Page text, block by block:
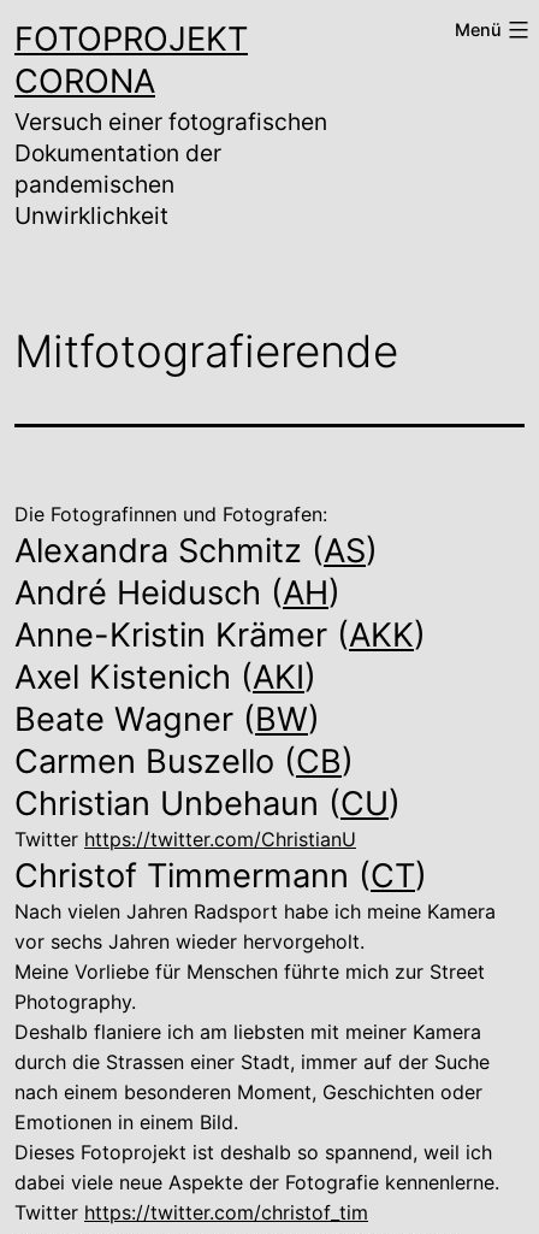
Inhalt
springen
FOTOPROJEKT
CORONA
Versuch einer fotografischen
Dokumentation der
pandemischen
Unwirklichkeit
Menü
Mitfotografierende
Die Fotografinnen und Fotografen:
Alexandra Schmitz (AS)
André Heidusch (AH)
Anne-Kristin Krämer (AKK)
Axel Kistenich (AKI)
Beate Wagner (BW)
Carmen Buszello (CB)
Christian Unbehaun (CU)
Twitter https://twitter.com/ChristianU
Christof Timmermann (CT)
Nach vielen Jahren Radsport habe ich meine Kamera
vor sechs Jahren wieder hervorgeholt.
Meine Vorliebe für Menschen führte mich zur Street
Photography.
Deshalb flaniere ich am liebsten mit meiner Kamera
durch die Strassen einer Stadt, immer auf der Suche
nach einem besonderen Moment, Geschichten oder
Emotionen in einem Bild.
Dieses Fotoprojekt ist deshalb so spannend, weil ich
dabei viele neue Aspekte der Fotografie kennenlerne.
Twitter https://twitter.com/christof_tim